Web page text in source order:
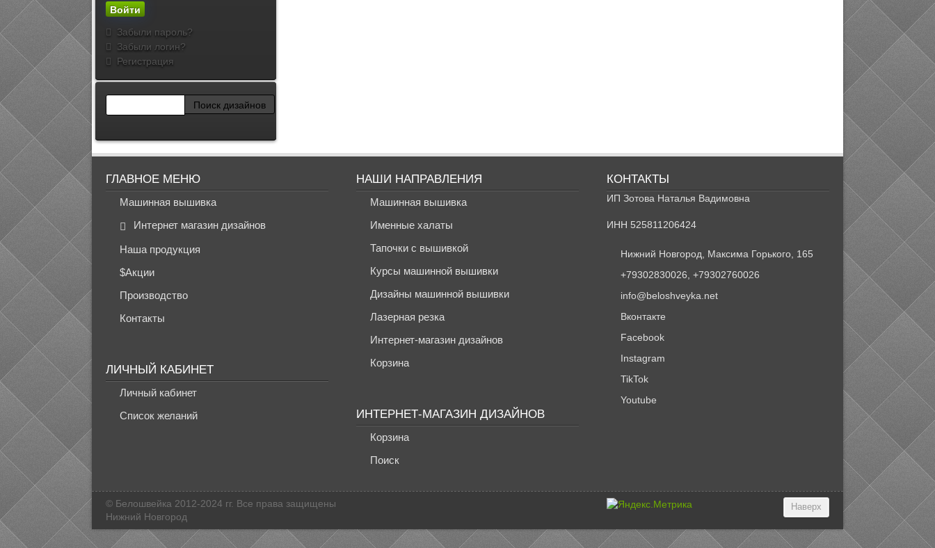
Забыли пароль?
Забыли логин?
Регистрация
ГЛАВНОЕ МЕНЮ
Машинная вышивка
Интернет магазин дизайнов
Наша продукция
$Акции
Производство
Контакты
ЛИЧНЫЙ КАБИНЕТ
Личный кабинет
Список желаний
НАШИ НАПРАВЛЕНИЯ
Машинная вышивка
Именные халаты
Тапочки с вышивкой
Курсы машинной вышивки
Дизайны машинной вышивки
Лазерная резка
Интернет-магазин дизайнов
Корзина
ИНТЕРНЕТ-МАГАЗИН ДИЗАЙНОВ
Корзина
Поиск
КОНТАКТЫ
ИП Зотова Наталья Вадимовна
ИНН 525811206424
Нижний Новгород, Максима Горького, 165
+79302830026, +79302760026
info@beloshveyka.net
Вконтакте
Facebook
Instagram
TikTok
Youtube
© Белошвейка 2012-2024 гг. Все права защищены
Нижний Новгород
Наверх